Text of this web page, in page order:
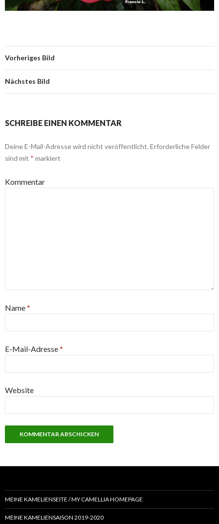
Vorheriges Bild
Nächstes Bild
SCHREIBE EINEN KOMMENTAR
Deine E-Mail-Adresse wird nicht veröffentlicht. Erforderliche Felder
sind mit * markiert
Kommentar
Name*
E-Mail-Adresse*
Website
MEINE KAMELIENSEITE / MY CAMELLIA HOMEPAGE
MEINE KAMELIENSAISON 2019-2020